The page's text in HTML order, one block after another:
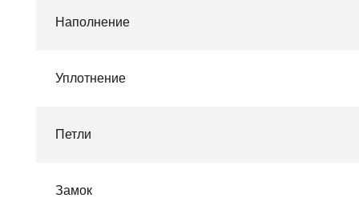
Наполнение
Уплотнение
Петли
Замок